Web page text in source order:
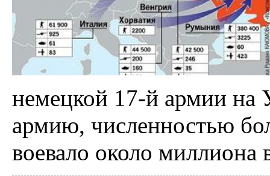
немецкой 17-й армии на
армию, численностью
воевало около миллиона